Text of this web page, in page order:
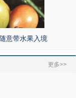
意带水果入境
更多>>